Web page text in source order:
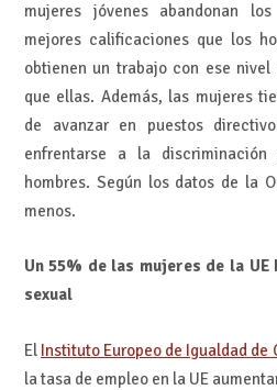
mujeres jóvenes abandonan
mejores calificaciones que los
obtienen un trabajo con ese
que ellas. Además, las mujeres
de avanzar en puestos
enfrentarse a la
hombres. Según los datos de la
menos.
Un 55% de las mujeres de la UE
sexual
El Instituto Europeo de Igualdad de
la tasa de empleo en la UE